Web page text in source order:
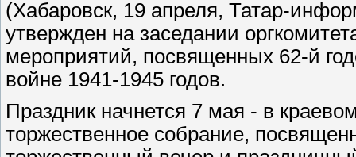
(Хабаровск, 19 апреля, Татар-
утвержден на заседании
мероприятий, посвященных 62-й
войне 1941-1945 годов.
Праздник начнется 7 мая - в
торжественное собрание,